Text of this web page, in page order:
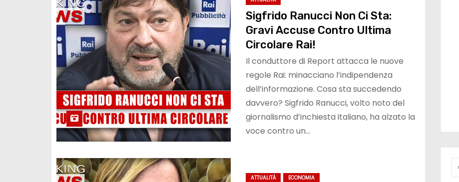
Sigfrido Ranucci Non Ci Sta:
Gravi Accuse Contro Ultima
Circolare Rai!
Il conduttore di Report attacca le nuove
regole Rai: minacciano l’indipendenza
dell’informazione. Cosa sta succedendo
davvero? Sigfrido Ranucci, volto noto del
giornalismo d’inchiesta italiano, ha alzato la
voce contro un…
ATTUALITÀ ECONOMIA